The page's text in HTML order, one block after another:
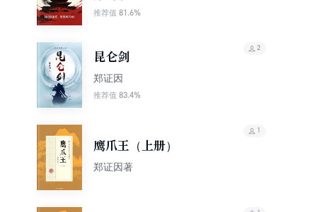
推荐值 81.6%
昆仑剑
郑证因
推荐值 83.4%
2
鹰爪王（上册）
郑证因著
1